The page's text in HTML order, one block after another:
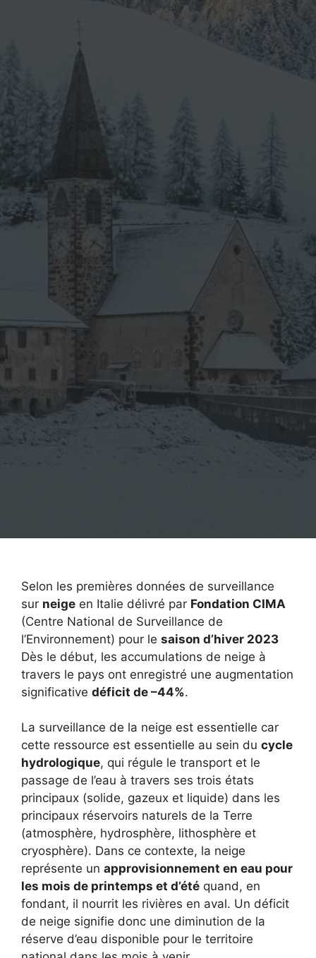
Selon les premières données de surveillance
sur neige en Italie délivré par Fondation CIMA
(Centre National de Surveillance de
l’Environnement) pour le saison d’hiver 2023
Dès le début, les accumulations de neige à
travers le pays ont enregistré une augmentation
significative déficit de –44%.
La surveillance de la neige est essentielle car
cette ressource est essentielle au sein du cycle
hydrologique, qui régule le transport et le
passage de l’eau à travers ses trois états
principaux (solide, gazeux et liquide) dans les
principaux réservoirs naturels de la Terre
(atmosphère, hydrosphère, lithosphère et
cryosphère). Dans ce contexte, la neige
représente un approvisionnement en eau pour
les mois de printemps et d’été quand, en
fondant, il nourrit les rivières en aval. Un déficit
de neige signifie donc une diminution de la
réserve d’eau disponible pour le territoire